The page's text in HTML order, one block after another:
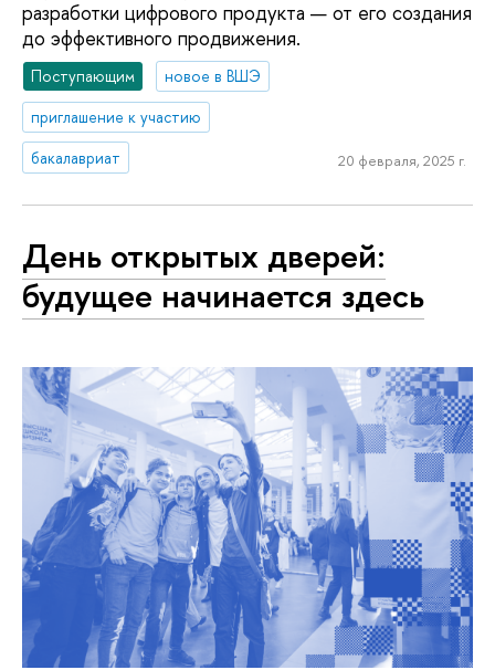
разработки цифрового продукта — от его создания
до эффективного продвижения.
Поступающим
новое в ВШЭ
приглашение к участию
бакалавриат
20 февраля, 2025 г.
День открытых дверей:
будущее начинается здесь